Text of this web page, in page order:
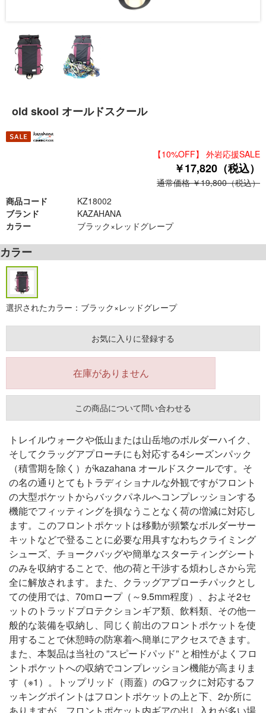
old skool オールドスクール
【10%OFF】 外岩応援SALE
￥17,820（税込）
通常価格 ￥19,800（税込）
商品コード
KZ18002
ブランド
KAZAHANA
カラー
ブラック×レッドグレープ
カラー
選択されたカラー：ブラック×レッドグレープ
お気に入りに登録する
在庫がありません
この商品について問い合わせる
トレイルウォークや低山または山岳地のボルダーハイク、
そしてクラッグアプローチにも対応する4シーズンパック
（積雪期を除く）がkazahana オールドスクールです。そ
の名の通りとてもトラディショナルな外観ですがフロント
の大型ポケットからバックパネルへコンプレッションする
機能でフィッティングを損なうことなく荷の増減に対応し
ます。このフロントポケットは移動が頻繁なボルダーサー
キットなどで登ることに必要な用具すなわちクライミング
シューズ、チョークバッグや簡単なスターティングシート
のみを収納することで、他の荷と干渉する煩わしさから完
全に解放されます。また、クラッグアプローチパックとし
ての使用では、70mロープ（～9.5mm程度）、およそ2セ
ットのトラッドプロテクションギア類、飲料類、その他一
般的な装備を収納し、同じく前出のフロントポケットを使
用することで休憩時の防寒着へ簡単にアクセスできます。
また、本製品は当社の ”スピードパッド” と相性がよくフロ
ントポケットへの収納でコンプレッション機能が高まりま
す（※1）。トップリッド（雨蓋）のGフックに対応するフ
ッキングポイントはフロントポケットの上と下、2か所に